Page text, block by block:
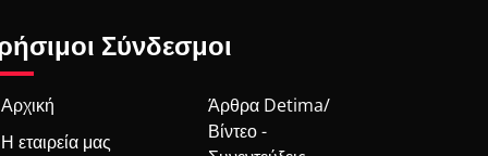
Σύνδεσμοι
Αρχική
Η εταιρεία μας
Άρθρα Detima/
Βίντεο -